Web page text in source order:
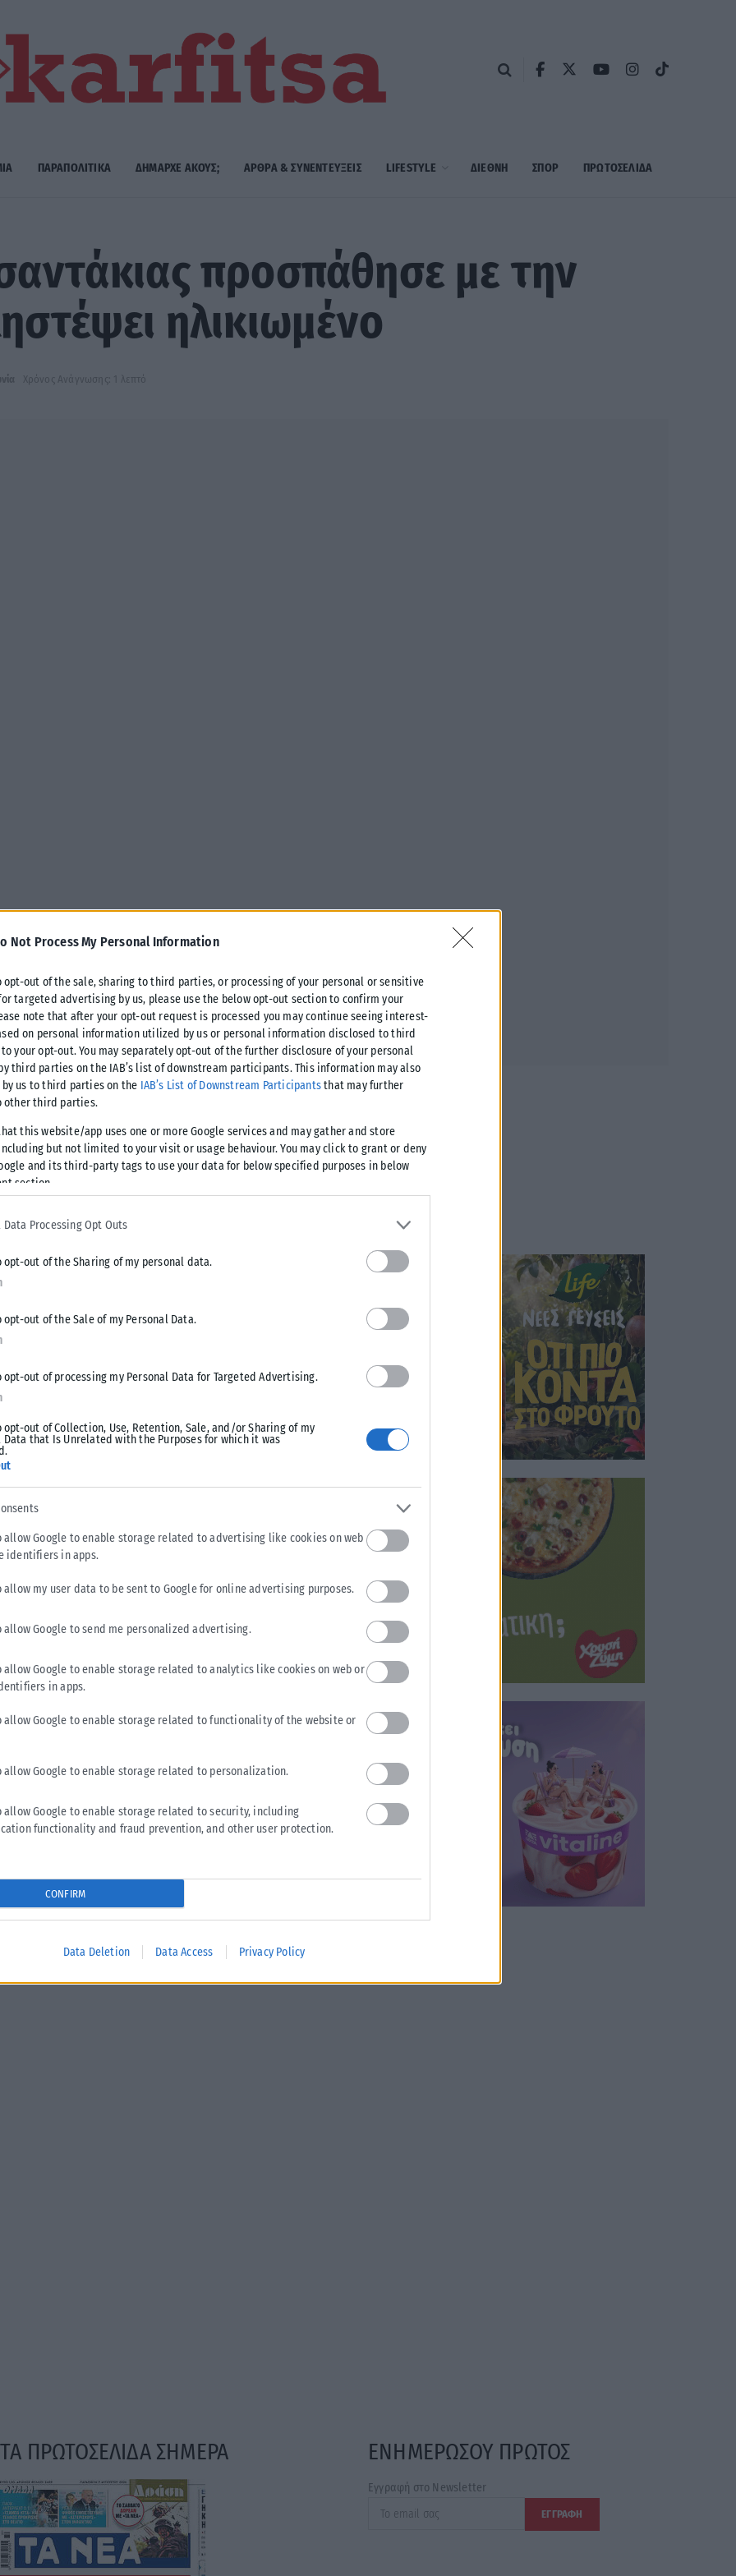
Not Process My Personal Information
opt-out of the sale, sharing to third parties, or processing of your personal or sensitive
targeted advertising by us, please use the below opt-out section to confirm your
note that after your opt-out request is processed you may continue seeing interest-
on personal information utilized by us or personal information disclosed to third
your opt-out. You may separately opt-out of the further disclosure of your personal
third parties on the IAB’s list of downstream participants. This information may also
by us to third parties on the IAB’s List of Downstream Participantsthat may further
other third parties.
this website/app uses one or more Google services and may gather and store
but not limited to your visit or usage behaviour. You may click to grant or deny
and its third-party tags to use your data for below specified purposes in below
section.
Data Processing Opt Outs
opt-out of the Sharing of my personal data.
opt-out of the Sale of my Personal Data.
opt-out of processing my Personal Data for Targeted Advertising.
opt-out of Collection, Use, Retention, Sale, and/or Sharing of my
Data that Is Unrelated with the Purposes for which it was
allow Google to enable storage related to advertising like cookies on web
identifiers in apps.
allow my user data to be sent to Google for online advertising purposes.
allow Google to send me personalized advertising.
allow Google to enable storage related to analytics like cookies on web or
in apps.
allow Google to enable storage related to functionality of the website or
allow Google to enable storage related to personalization.
allow Google to enable storage related to security, including
functionality and fraud prevention, and other user protection.
CONFIRM
Data Deletion Data Access Privacy Policy
ΠΑΡΑΠΟΛΙΤΙΚΑ ΔΗΜΑΡΧE ΑΚΟΥΣ; ΑΡΘΡΑ & ΣΥΝΕΝΤΕΥΞΕΙΣ LIFESTYLE ΔΙΕΘΝΗ ΣΠΟΡ ΠΡΩΤΟΣΈΛΙΔΑ
προσπάθησε με την
ηλικιωμένο
Χρόνος Ανάγνωσης: 1 λεπτό
«Ζ» και η επιστάμενη έρευνα του Τμήματος Ασφαλείας
την εξιχνίαση απόπειρας ληστείας και δύο (2)
καθώς μεσημβρινές ώρες χθες (21-02-2022)
πλησίασε ηλικιωμένο και αποπειράθηκε
ενώ όταν ο τελευταίος αντέδρασε, ο συλληφθείς άσκησε
και τράπηκε σε φυγή.
μαζί με συνεργό του, περί τις αρχές του ίδιου μήνα
και Χαριλάου, αποκομίζοντας συνολικά το
ΕΛΛΆΔΑ
Υπουργείο Κλιματικής Κρίσης: Ενέργειες για την
κρατική αρωγή προς τους πυρόπληκτους
ΑΝΑΡΤΉΘΗΚΕ ΑΠΌ KARFITSANEWS
ΤΑ ΠΡΩΤΟΣΕΛΙΔΑ ΣΗΜΕΡΑ ΕΝΗΜΕΡΩΣΟΥ ΠΡΩΤΟΣ
Εγγραφή στο Newsletter